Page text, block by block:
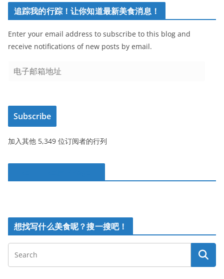
追踪我的行踪！让你知道最新美食消息！
Enter your email address to subscribe to this blog and
receive notifications of new posts by email.
电
箱
地
址
Subscribe
加入其他 5,349 位订阅者的行列
想找写什么美食呢？搜一搜吧！